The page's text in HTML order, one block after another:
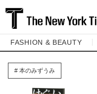
FASHION & BEAUTY
本のみずうみ